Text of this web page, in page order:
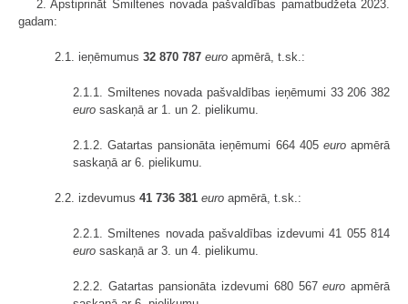
2. Apstiprināt Smiltenes novada pašvaldības pamatbudžeta 2023.
gadam:
2.1. ieņēmumus 32 870 787 euro apmērā, t.sk.:
2.1.1. Smiltenes novada pašvaldības ieņēmumi 33 206 382
euro saskaņā ar 1. un 2. pielikumu.
2.1.2. Gatartas pansionāta ieņēmumi 664 405 euroapmērā
saskaņā ar 6. pielikumu.
2.2. izdevumus 41 736 381 euro apmērā, t.sk.:
2.2.1. Smiltenes novada pašvaldības izdevumi 41 055 814
euro saskaņā ar 3. un 4. pielikumu.
2.2.2. Gatartas pansionāta izdevumi 680 567euro apmērā